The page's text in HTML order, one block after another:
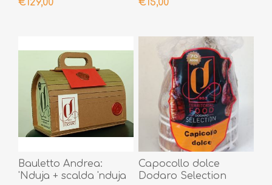
Bauletto Andrea:
'Nduja + scalda 'nduja
Capocollo dolce
Dodaro Selection